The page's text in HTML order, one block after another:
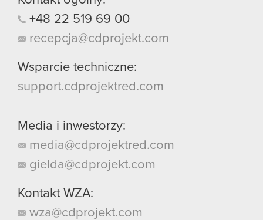
+48 22 519 69 00
recepcja@cdprojekt.com
Wsparcie techniczne:
support.cdprojektred.com
Media i inwestorzy:
media@cdprojektred.com
gielda@cdprojekt.com
Kontakt WZA:
wza@cdprojekt.com